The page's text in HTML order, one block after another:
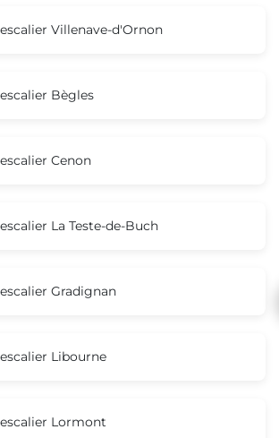
Villenave-d'Ornon
Bègles
Cenon
La Teste-de-Buch
Gradignan
Libourne
Lormont